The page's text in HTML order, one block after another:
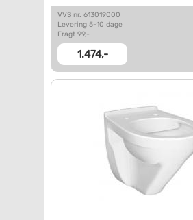
VVS nr. 613019000
Levering 5-10 dage
Fragt 99,-
1.474,-